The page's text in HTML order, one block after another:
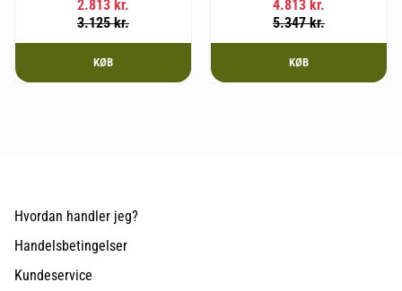
19,7 kg.
2.813 kr.
3.125kr.
KØB
4.813 kr.
5.347kr.
KØB
Hvordan handler jeg?
Handelsbetingelser
Kundeservice